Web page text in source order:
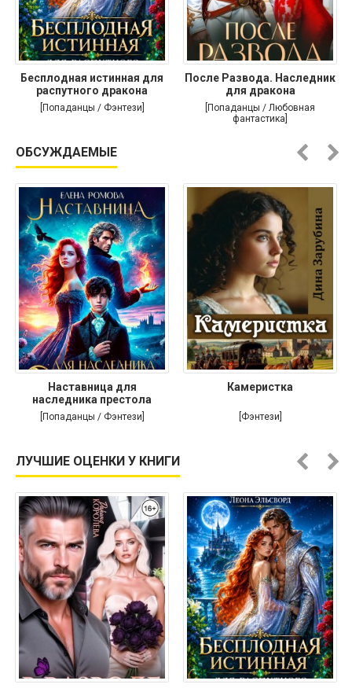
Бесплодная истинная для
распутного дракона
[Попаданцы / Фэнтези]
После Развода. Наследник
для дракона
[Попаданцы / Любовная
фантастика]
ОБСУЖДАЕМЫЕ
Наставница для
наследника престола
[Попаданцы / Фэнтези]
Камеристка
[Фэнтези]
ЛУЧШИЕ ОЦЕНКИ У КНИГИ